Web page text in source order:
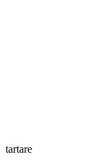
tartare